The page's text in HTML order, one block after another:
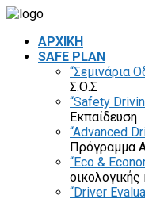
ΑΡΧΙΚΗ
SAFE PLAN
“Σεμινάρια
Σ.Ο.Σ
“Safety
Εκπαίδευση
“Advanced
Πρόγραμμα
“Eco &
οικολογικής
“Driver